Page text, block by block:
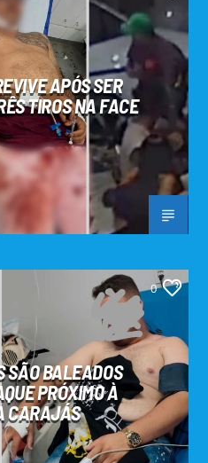
APÓS SER
TIROS NA FACE
0
SÃO BALEADOS
PRÓXIMO À
CARAJÁS